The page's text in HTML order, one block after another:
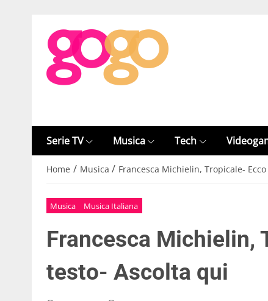
Serie TV Musica Tech
Home / Musica / Francesca Michielin, Tropicale-
Musica Musica Italiana
Francesca Michielin,
testo- Ascolta qui